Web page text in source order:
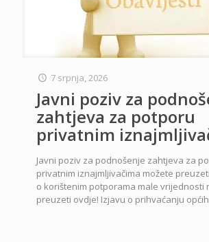
7 srpnja, 2026
Javni poziv za
zahtjeva za potporu
privatnim
Javni poziv za podnošenje zahtjeva za
privatnim iznajmljivačima možete
o korištenim potporama male vrijednosti
preuzeti ovdje! Izjavu o prihvaćanju